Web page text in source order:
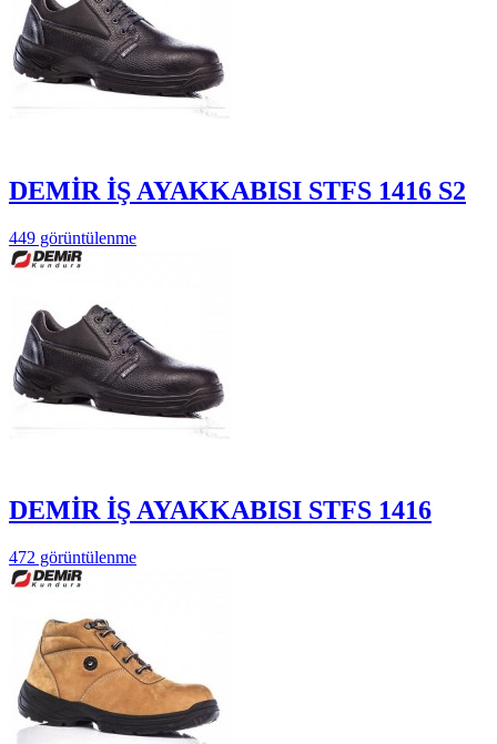
DEMİR İŞ AYAKKABISI STFS 1416 S2
449 görüntülenme
DEMİR İŞ AYAKKABISI STFS 1416
472 görüntülenme